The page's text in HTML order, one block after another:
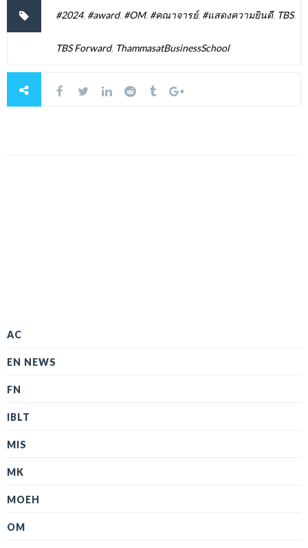
#2024, #award, #OM, #คณาจารย์, #แสดงความยินดี, TBS,
TBS Forward, ThammasatBusinessSchool
AC
EN NEWS
FN
IBLT
MIS
MK
MOEH
OM